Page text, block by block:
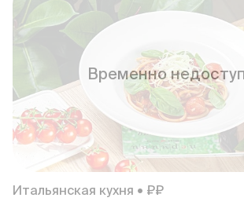
Временно
Итальянская кухня • ₽₽